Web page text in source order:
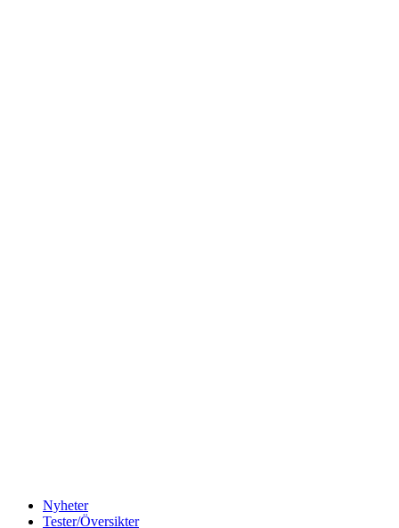
Nyheter
Tester/Översikter